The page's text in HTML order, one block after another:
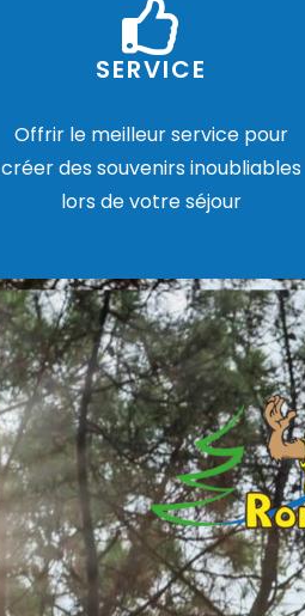
SERVICE
Offrir le meilleur service pour
créer des souvenirs inoubliables
lors de votre séjour